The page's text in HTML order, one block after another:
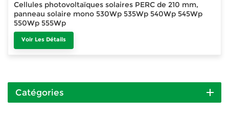
Cellules photovoltaïques solaires PERC de 210 mm,
panneau solaire mono 530Wp 535Wp 540Wp 545Wp
550Wp 555Wp
Voir Les Détails
Catégories